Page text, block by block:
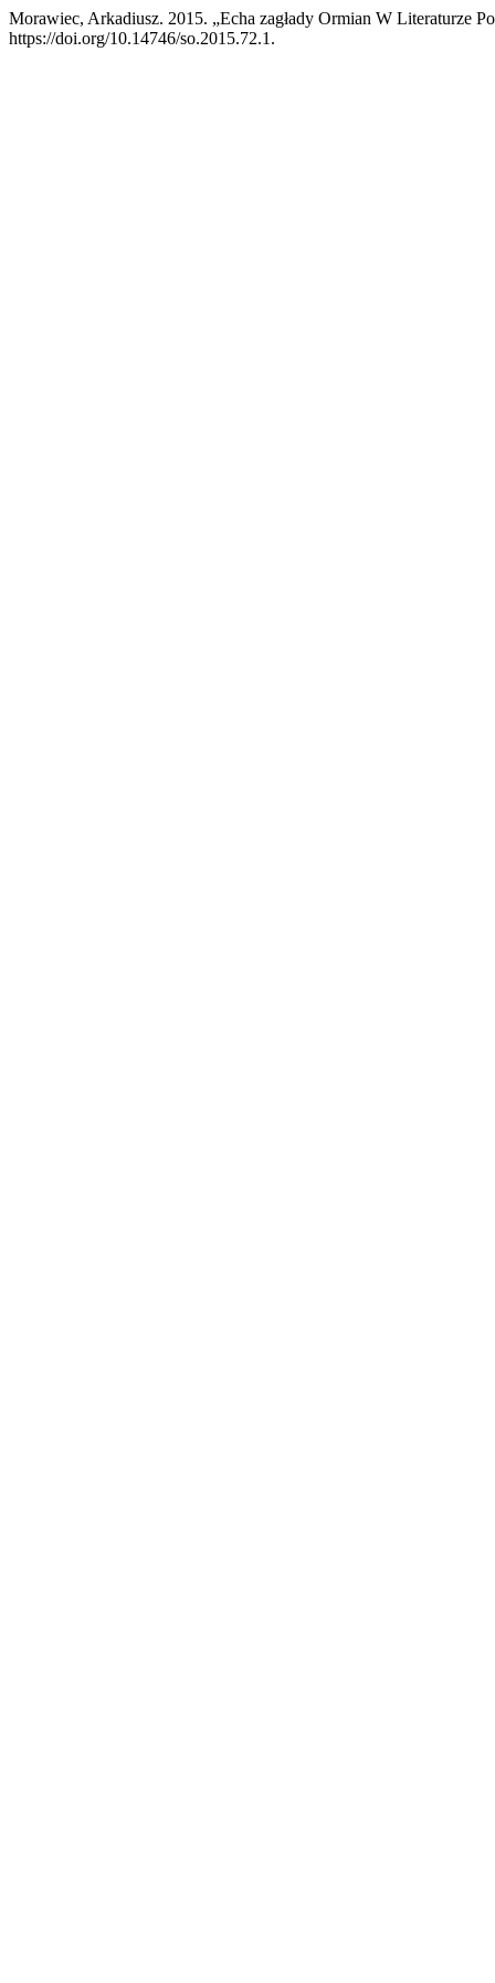
Morawiec, Arkadiusz. 2015. „Echa zagłady Ormian W Literaturze
https://doi.org/10.14746/so.2015.72.1.